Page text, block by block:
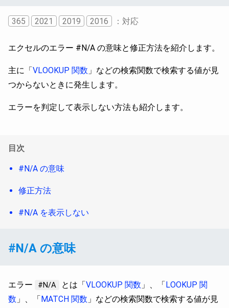
365 2021 2019 2016 ：対応
エクセルのエラー #N/A の意味と修正方法を紹介します。
主に「VLOOKUP 関数 」などの検索関数で検索する値が見
つからないときに発生します。
エラーを判定して表示しない方法も紹介します。
目次
#N/A の意味
修正方法
#N/A を表示しない
#N/A の意味
エラー #N/A とは「VLOOKUP 関数 」、「LOOKUP 関
数 」、「MATCH 関数 」などの検索関数で検索する値が見